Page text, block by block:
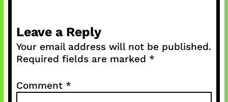
Leave a Reply
Your email address will not be published.
Required fields are marked *
Comment *